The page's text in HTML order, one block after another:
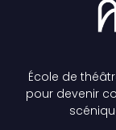
École de
pour devenir